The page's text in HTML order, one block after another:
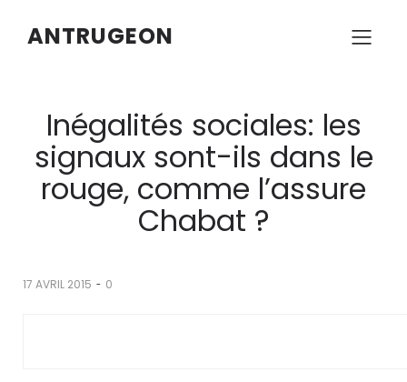
ANTRUGEON
Inégalités sociales: les
signaux sont-ils dans le
rouge, comme l’assure
Chabat ?
17 AVRIL 2015 - 0